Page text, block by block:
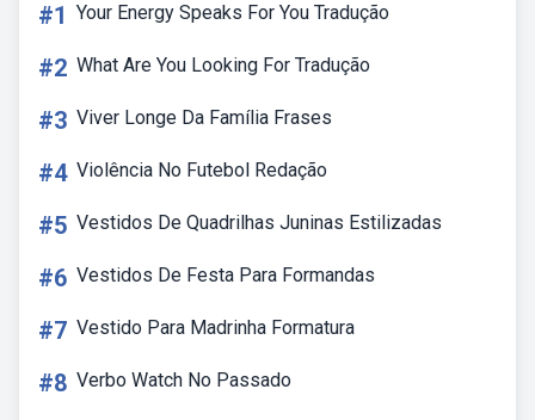
#1 Your Energy Speaks For You Tradução
#2 What Are You Looking For Tradução
#3 Viver Longe Da Família Frases
#4 Violência No Futebol Redação
#5 Vestidos De Quadrilhas Juninas Estilizadas
#6 Vestidos De Festa Para Formandas
#7 Vestido Para Madrinha Formatura
#8 Verbo Watch No Passado